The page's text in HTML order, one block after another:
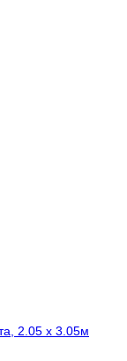
2.05 х 3.05м